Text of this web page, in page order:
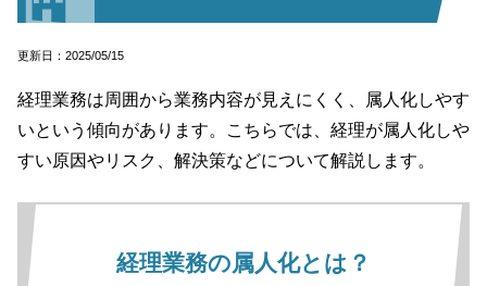
更新日：2025/05/15
経理業務は周囲から業務内容が見えにくく、属人化しやす
いという傾向があります。こちらでは、経理が属人化しや
すい原因やリスク、解決策などについて解説します。
経理業務の属人化とは？